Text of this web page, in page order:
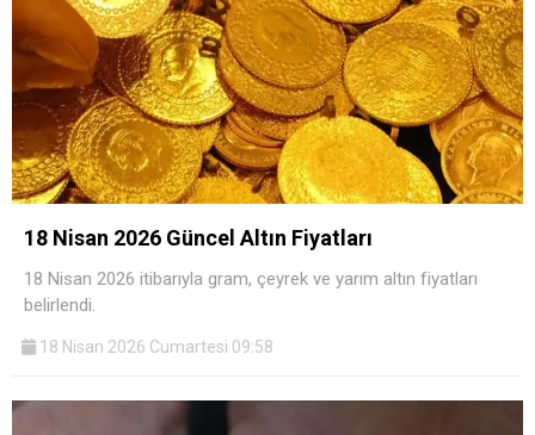
18 Nisan 2026 Güncel Altın Fiyatları
18 Nisan 2026 itibarıyla gram, çeyrek ve yarım altın fiyatları
belirlendi.
18 Nisan 2026 Cumartesi 09:58